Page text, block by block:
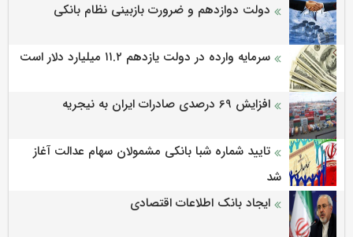
دولت دوازدهم و ضرورت بازبینی نظام بانکی
سرمایه وارده در دولت یازدهم ۱۱.۲ میلیارد دلار است
افزایش 69 درصدی صادرات ایران به نیجریه
تایید شماره شبا بانکی مشمولان سهام عدالت آغاز
شد
ایجاد بانک اطلاعات اقتصادی